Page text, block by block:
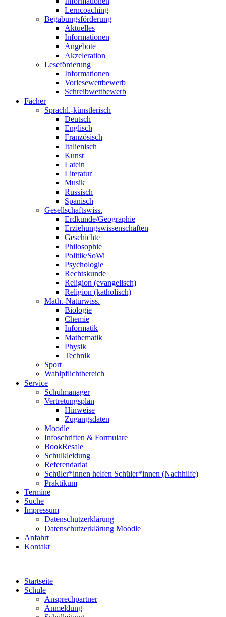
Lerncoaching
Begabungsförderung
Aktuelles
Informationen
Angebote
Akzeleration
Leseförderung
Informationen
Vorlesewettbewerb
Schreibwettbewerb
Fächer
Sprachl.-künstlerisch
Deutsch
Englisch
Französisch
Italienisch
Kunst
Latein
Literatur
Musik
Russisch
Spanisch
Gesellschaftswiss.
Erdkunde/Geographie
Erziehungswissenschaften
Geschichte
Philosophie
Politik/SoWi
Psychologie
Rechtskunde
Religion (evangelisch)
Religion (katholisch)
Math.-Naturwiss.
Biologie
Chemie
Informatik
Mathematik
Physik
Technik
Sport
Wahlpflichtbereich
Service
Schulmanager
Vertretungsplan
Hinweise
Zugangsdaten
Moodle
Infoschriften & Formulare
BookResale
Schulkleidung
Referendariat
Schüler*innen helfen Schüler*innen (Nachhilfe)
Praktikum
Termine
Suche
Impressum
Datenschutzerklärung
Datenschutzerklärung Moodle
Anfahrt
Kontakt
Startseite
Schule
Ansprechpartner
Anmeldung